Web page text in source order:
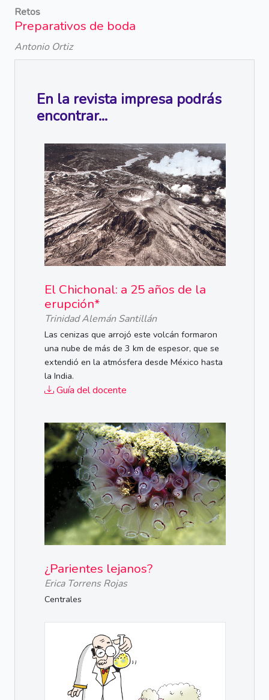
Retos
Preparativos de boda
Antonio Ortiz
En la revista impresa podrás
encontrar...
El Chichonal: a 25 años de la
erupción*
Trinidad Alemán Santillán
Las cenizas que arrojó este volcán formaron
una nube de más de 3 km de espesor, que se
extendió en la atmósfera desde México hasta
la India.
Guía del docente
¿Parientes lejanos?
Erica Torrens Rojas
Centrales